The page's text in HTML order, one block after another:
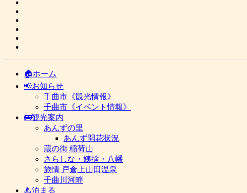
🏠ホーム
📢お知らせ
千曲市《観光情報》
千曲市《イベント情報》
🚌観光案内
あんずの里
あんず開花状況
蔵の街 稲荷山
さらしな・姨捨・八幡
旅情 戸倉上山田温泉
千曲川河畔
♨泊まる